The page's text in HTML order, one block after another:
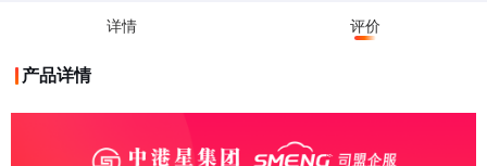
详情 评价
产品详情